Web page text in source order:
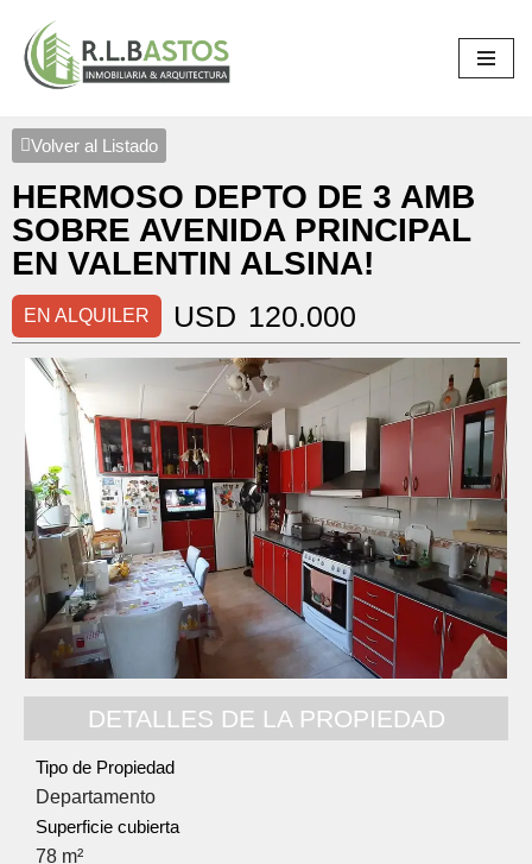
Saltar
Volver al Listado
HERMOSO DEPTO DE 3 AMB
SOBRE AVENIDA PRINCIPAL
EN VALENTIN ALSINA!
EN ALQUILER USD 120.000
DETALLES DE LA PROPIEDAD
Tipo de Propiedad
Departamento
Superficie cubierta
78 m²